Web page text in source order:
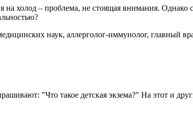
на холод – проблема, не стоящая внимания.
наук, аллерголог-иммунолог, главный
"Что такое детская экзема?" На этот и